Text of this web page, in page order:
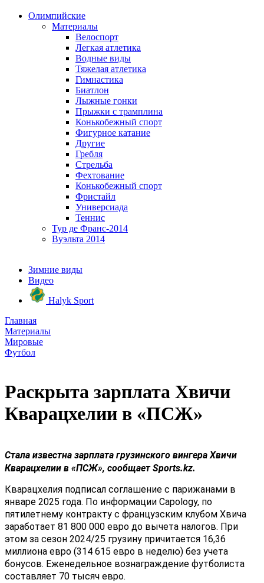
Олимпийские
Материалы
Велоспорт
Легкая атлетика
Водные виды
Тяжелая атлетика
Гимнастика
Биатлон
Лыжные гонки
Прыжки с трамплина
Конькобежный спорт
Фигурное катание
Другие
Гребля
Стрельба
Фехтование
Конькобежный спорт
Фристайл
Универсиада
Теннис
Тур де Франс-2014
Вуэльта 2014
Зимние виды
Видео
Halyk Sport
Главная
Материалы
Мировые
Футбол
Раскрыта зарплата Хвичи
Кварацхелии в «ПСЖ»
Стала известна зарплата грузинского вингераХвичи
Кварацхелии в «ПСЖ», сообщает Sports.kz.
Кварацхелия подписал соглашение с парижанами в
январе 2025 года. По информации Capology, по
пятилетнему контракту с французским клубом Хвича
заработает 81 800 000 евро до вычета налогов. При
этом за сезон 2024/25 грузину причитается 16,36
миллиона евро (314 615 евро в неделю) без учета
бонусов. Еженедельное вознаграждение футболиста
составляет 70 тысяч евро.